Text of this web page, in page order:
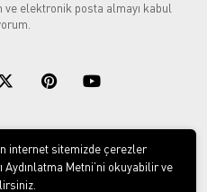
ve elektronik posta almayı kabul
on the Download on
Google play
internet sitemizde çerezler
Metni’ni okuyabilir ve